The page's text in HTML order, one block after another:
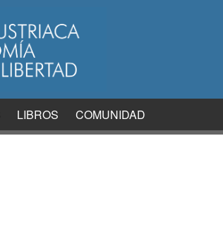
LIBROS COMUNIDAD